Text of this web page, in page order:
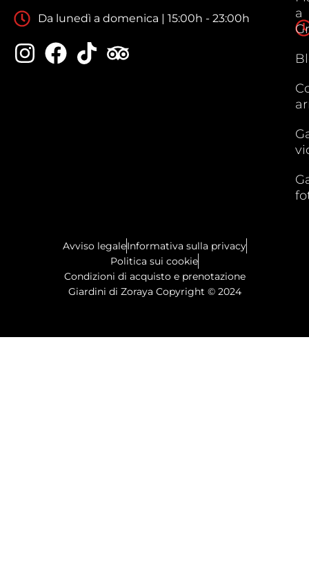
Da lunedì a domenica | 15:00h - 23:00h
a
Avviso legaleInformativa sulla privacy
Politica sui cookie
Condizioni di acquisto e prenotazione
Giardini di Zoraya Copyright © 2024